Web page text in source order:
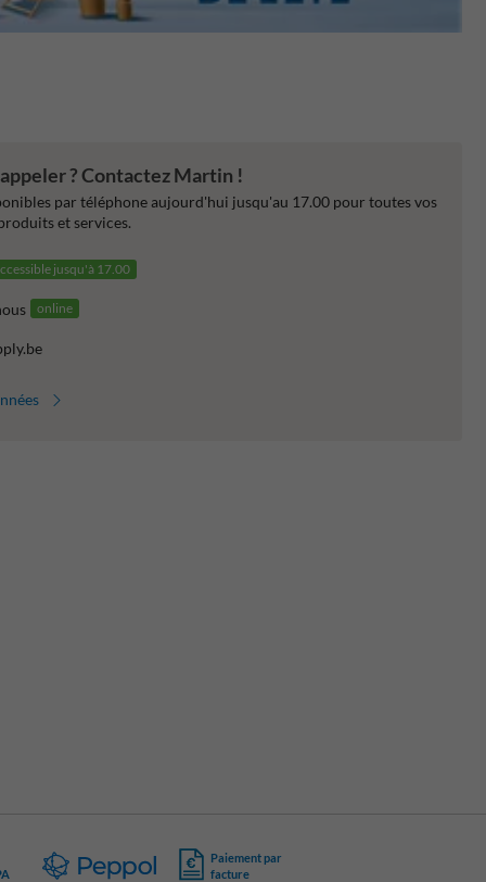
? Contactez Martin !
par téléphone aujourd'hui jusqu'au 17.00 pour toutes vos
et services.
jusqu'à 17.00
online
Paiement par
facture